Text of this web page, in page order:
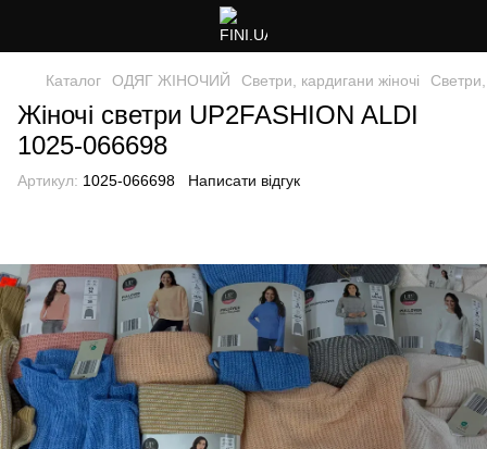
Каталог ОДЯГ ЖІНОЧИЙ Светри, кардигани жіночі
Жіночі светри UP2FASHION ALDI
1025-066698
Артикул: 1025-066698 Написати відгук